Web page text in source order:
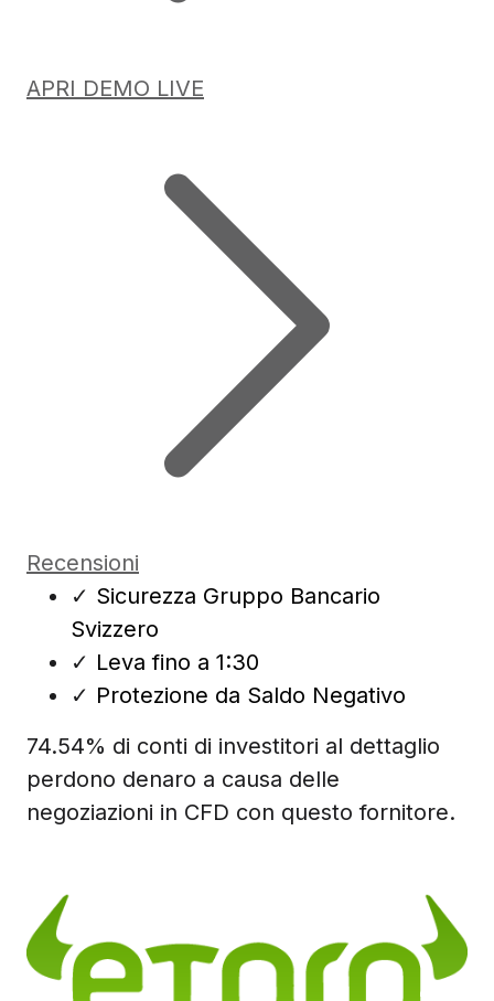
APRI DEMO LIVE
Recensioni
✓ Sicurezza Gruppo Bancario
Svizzero
✓ Leva fino a 1:30
✓ Protezione da Saldo Negativo
74.54% di conti di investitori al dettaglio
perdono denaro a causa delle
negoziazioni in CFD con questo fornitore.